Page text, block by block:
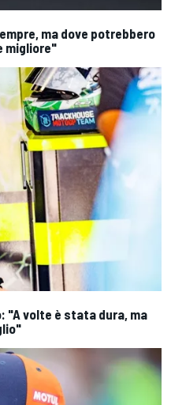
ma dove potrebbero
migliore"
"A volte è stata dura, ma